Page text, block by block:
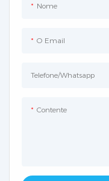
Nome
O Email
Telefone/whatsapp
Contente